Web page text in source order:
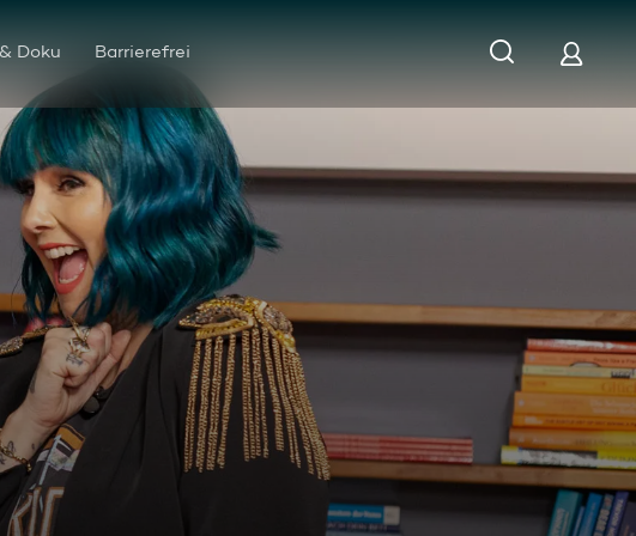
Doku Barrierefrei
Chaos nach Trennung